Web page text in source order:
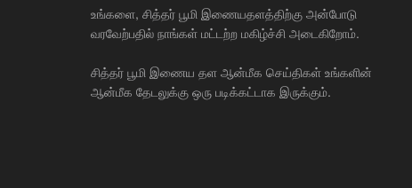
உங்களை, சித்தர் பூமி இணையதளத்திற்கு அன்போடு
வரவேற்பதில் நாங்கள் மட்டற்ற மகிழ்ச்சி அடைகிறோம்.
சித்தர் பூமி இணைய தள ஆன்மீக செய்திகள் உங்களின்
ஆன்மீக தேடலுக்கு ஒரு படிக்கட்டாக இருக்கும்.